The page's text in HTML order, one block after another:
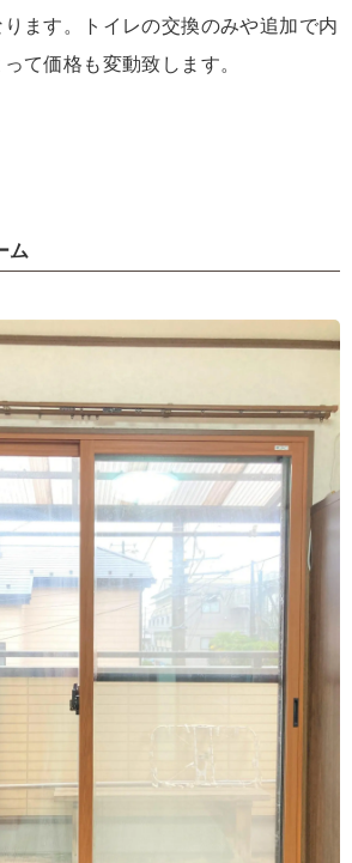
ます。トイレの交換のみや追加で内
て価格も変動致します。
ム